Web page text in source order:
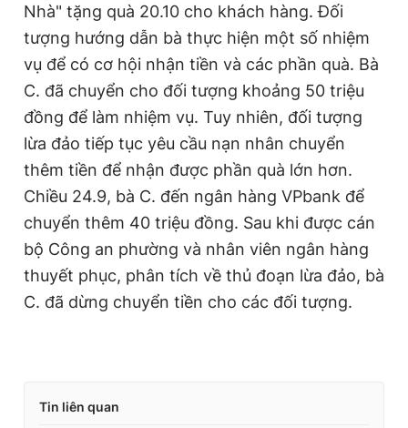
Nhà" tặng quà 20.10 cho khách hàng. Đối
tượng hướng dẫn bà thực hiện một số nhiệm
vụ để có cơ hội nhận tiền và các phần quà. Bà
C. đã chuyển cho đối tượng khoảng 50 triệu
đồng để làm nhiệm vụ. Tuy nhiên, đối tượng
lừa đảo tiếp tục yêu cầu nạn nhân chuyển
thêm tiền để nhận được phần quà lớn hơn.
Chiều 24.9, bà C. đến ngân hàng VPbank để
chuyển thêm 40 triệu đồng. Sau khi được cán
bộ Công an phường và nhân viên ngân hàng
thuyết phục, phân tích về thủ đoạn lừa đảo, bà
C. đã dừng chuyển tiền cho các đối tượng.
Tin liên quan